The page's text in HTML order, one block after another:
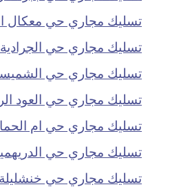
تسليك مجاري حي معكال
تسليك مجاري حي
تسليك مجاري حي
تسليك مجاري حي العود
تسليك مجاري حي ام
تسليك مجاري حي
تسليك مجاري حي